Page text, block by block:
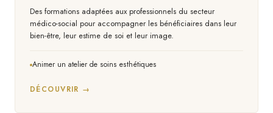
Des formations adaptées aux professionnels du secteur
médico-social pour accompagner les bénéficiaires dans leur
bien-être, leur estime de soi et leur image.
Animer un atelier de soins esthétiques
DÉCOUVRIR →